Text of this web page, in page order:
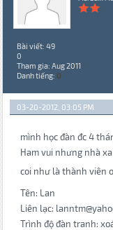
Bài viết: 49
0
Tham gia: Aug 2011
Danh tiếng: 0
03-20-2012, 03:05 PM
mình học đàn đc 4
Ham vui nhưng nhà
coi như là thành viên
Tên: Lan
Liên lạc:
Trình độ đàn tranh: